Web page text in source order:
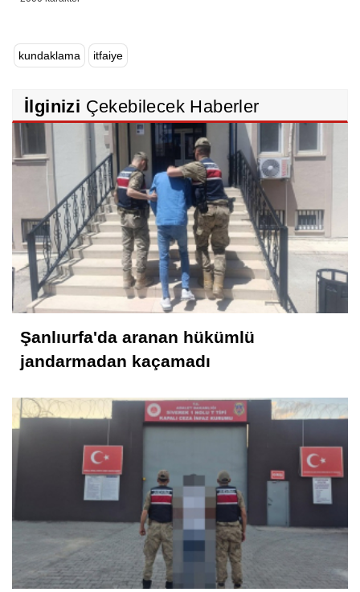
kundaklama itfaiye
İlginizi Çekebilecek Haberler
Şanlıurfa'da aranan hükümlü
jandarmadan kaçamadı